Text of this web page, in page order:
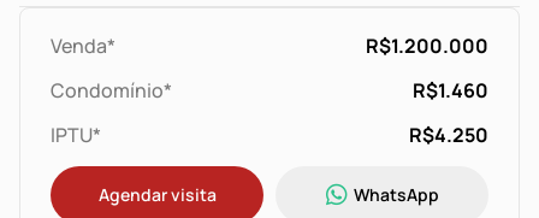
Venda*
R$1.200.000
Condomínio*
R$1.460
IPTU*
R$4.250
Agendar visita WhatsApp